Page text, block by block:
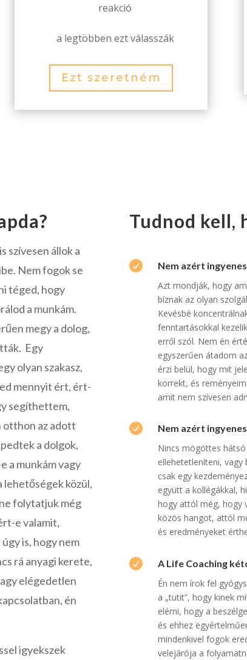
reakció
a legtöbben ezt válasszák
Ezt szeretném
szívesen állok a
Nem fogok se
téged, hogy
a munkám.
megy a dolog,
Egy
olyan szakasz,
mennyit ért, ért-
segíthettem,
otthon az adott
a dolgok,
a munkám vagy
lehetőségek közül,
folytatjuk még
e valamit,
is, hogy nem
rá anyagi kerete,
elégedetlen
én
igyekszek
Tudnod kell,

Nem azért
Azt mondják, hogy
bíznak az olyan
Kevésbé
fenntartásokkal
erről szól. Nem én
egyszerűen átadom
érzi belül, hogy mit
korrekt, és
amit nem szívesen

Nem azért
Nincs mögöttes
ellehetetleníteni, vagy
csak egy
együtt a kollégákkal,
hogy attól még, hogy
közös hangot, attól
és eredményeket

A Life Coaching
Én nem írok fel
a „tutit”, hogy kinek
elérni, hogy a
és ehhez
mindenkivel fogok
velejárója a